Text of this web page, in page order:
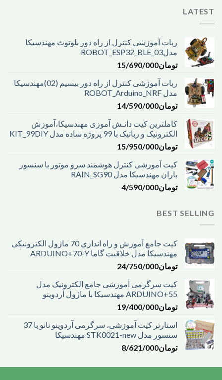
LATEST
ربات آموزشی کنترل از راه دور بلوتوث مهندسیکا
مدل03_ROBOT_ESP32_BLE
تومان15/690/000
ربات آموزشی کنترل از راه دور بیسیم (02)مهندسیکا
مدل ROBOT_Arduino_NRF
تومان14/590/000
کاملترین کیت دانـش آموزی مهندسیکا،آموزش
الکترونیک و رباتیک با 99 پروژه ساده مدل KIT_99DIY
تومان15/950/000
کیت آموزشی کنترل هوشمند سرو موتور با سنسور
باران مهندسیکا مدل RAIN_SG90
تومان4/590/000
BEST SELLING
کیت جامع آموزش و راه اندازی 70 ماژول الکترونیکی
مهندسیکا مدل خلاقیت گاما ARDUINO+70-Y
تومان24/750/000
کیت سرگرمی آموزشی جامع الکترونیک مدل
ARDUINO+55 مهندسیکا با ماژول آردوینو
تومان19/400/000
استارتر کیت آموزشی، سرگرمی آردوینو نانو با 37
سنسور مدل STK0021-new مهندسیکا
تومان8/621/000